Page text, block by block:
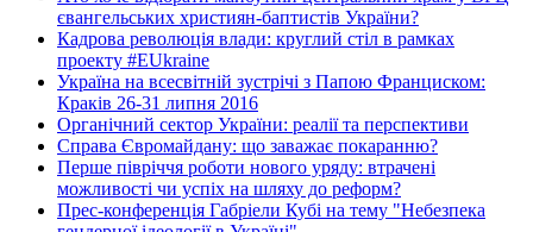
євангельських християн-баптистів України?
Кадрова революція влади: круглий стіл в рамках
проекту #EUkraine
Україна на всесвітній зустрічі з Папою Франциском:
Краків 26-31 липня 2016
Органічний сектор України: реалії та перспективи
Справа Євромайдану: що заважає покаранню?
Перше півріччя роботи нового уряду: втрачені
можливості чи успіх на шляху до реформ?
Прес-конференція Габріели Кубі на тему "Небезпека